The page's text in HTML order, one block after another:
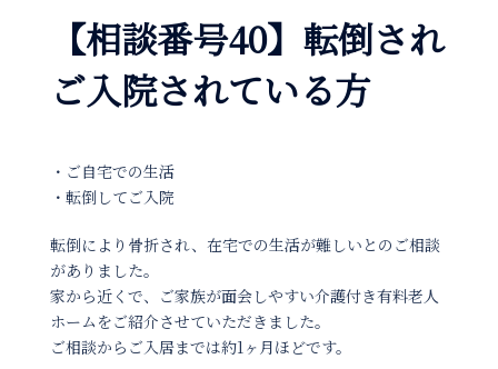
【相談番号40】転倒され
ご入院されている方
・ご自宅での生活
・転倒してご入院
転倒により骨折され、在宅での生活が難しいとのご相談
がありました。
家から近くで、ご家族が面会しやすい介護付き有料老人
ホームをご紹介させていただきました。
ご相談からご入居までは約1ヶ月ほどです。